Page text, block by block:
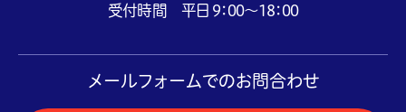
受付時間 平日 9：00～18：00
メールフォームでのお問合わせ